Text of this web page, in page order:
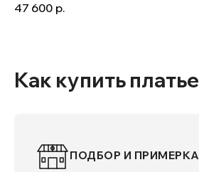
47 600 р.
Как купить платье
ПОДБОР И ПРИМЕРКА